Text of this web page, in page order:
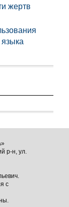
жертв
языка
р-н, ул.
с